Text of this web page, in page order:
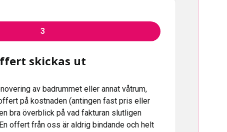
3
skickas ut
av badrummet eller annat våtrum,
på kostnaden (antingen fast pris eller
bra överblick på vad fakturan slutligen
offert från oss är aldrig bindande och helt